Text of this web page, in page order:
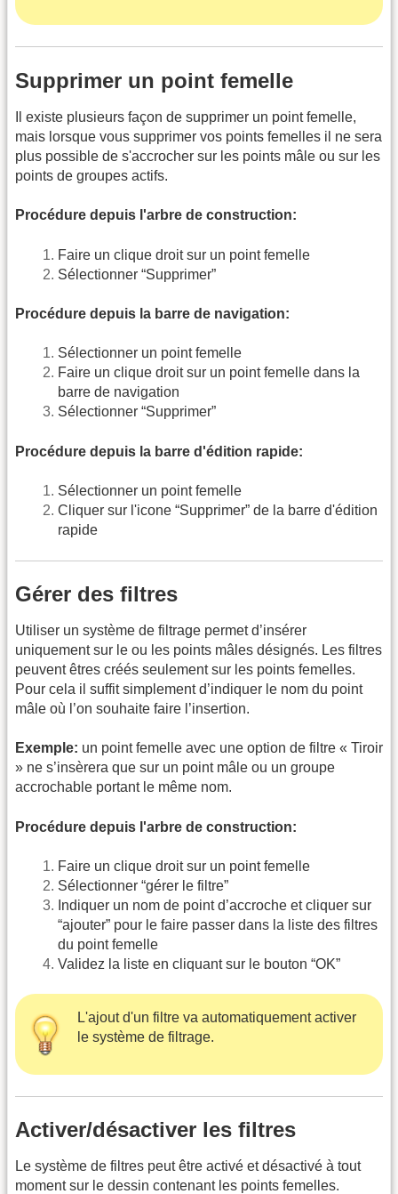
Supprimer un point femelle
Il existe plusieurs façon de supprimer un point femelle,
mais lorsque vous supprimer vos points femelles il ne sera
plus possible de s'accrocher sur les points mâle ou sur les
points de groupes actifs.
Procédure depuis l'arbre de construction:
Faire un clique droit sur un point femelle
Sélectionner “Supprimer”
Procédure depuis la barre de navigation:
Sélectionner un point femelle
Faire un clique droit sur un point femelle dans la
barre de navigation
Sélectionner “Supprimer”
Procédure depuis la barre d'édition rapide:
Sélectionner un point femelle
Cliquer sur l'icone “Supprimer” de la barre d'édition
rapide
Gérer des filtres
Utiliser un système de filtrage permet d’insérer
uniquement sur le ou les points mâles désignés. Les filtres
peuvent êtres créés seulement sur les points femelles.
Pour cela il suffit simplement d’indiquer le nom du point
mâle où l’on souhaite faire l’insertion.
Exemple: un point femelle avec une option de filtre « Tiroir
» ne s’insèrera que sur un point mâle ou un groupe
accrochable portant le même nom.
Procédure depuis l'arbre de construction:
Faire un clique droit sur un point femelle
Sélectionner “gérer le filtre”
Indiquer un nom de point d’accroche et cliquer sur
“ajouter” pour le faire passer dans la liste des filtres
du point femelle
Validez la liste en cliquant sur le bouton “OK”
L'ajout d'un filtre va automatiquement activer
le système de filtrage.
Activer/désactiver les filtres
Le système de filtres peut être activé et désactivé à tout
moment sur le dessin contenant les points femelles.